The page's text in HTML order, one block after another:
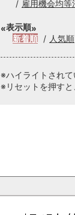
雇用機会均等
表示順
新着順
人気順
※ハイライトされて
※リセットを押すと